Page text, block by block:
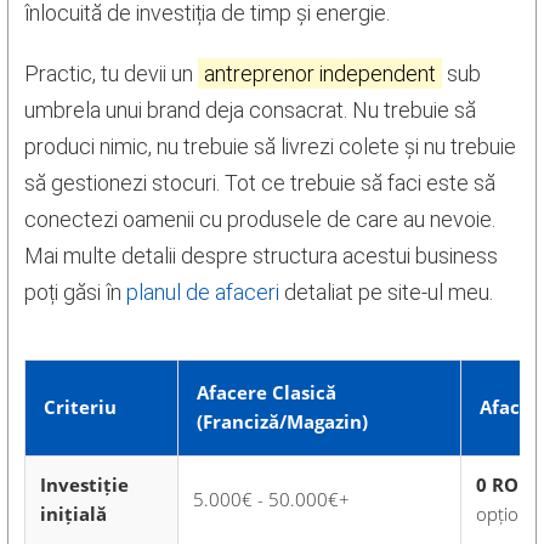
înlocuită de investiția de timp și energie.
Practic, tu devii un antreprenor independent sub
umbrela unui brand deja consacrat. Nu trebuie să
produci nimic, nu trebuie să livrezi colete și nu trebuie
să gestionezi stocuri. Tot ce trebuie să faci este să
conectezi oamenii cu produsele de care au nevoie.
Mai multe detalii despre structura acestui business
poți găsi înplanul de afaceri detaliat pe site-ul meu.
Criteriu
Afacere Clasică
(Franciză/Magazin)
Investiție
inițială
5.000€ - 50.000€+
0 RON